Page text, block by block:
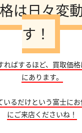
は日々変
す！
ればするほど、買取価
にあります。
いるだけという富士に
にご来店くださいね！